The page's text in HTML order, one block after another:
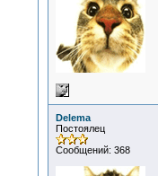
Delema
Постоялец
Сообщений: 368